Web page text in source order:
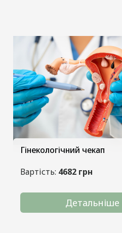
Гінекологічний чекап
Вартість: 4682 грн
Детальніше